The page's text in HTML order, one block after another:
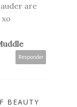
are
Responder
BEAUTY